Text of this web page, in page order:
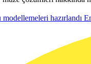
hazırlandı